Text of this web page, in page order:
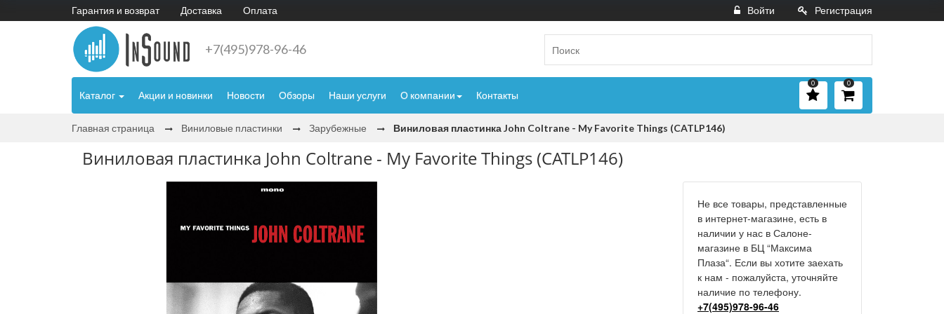
Гарантия и возврат Доставка Оплата Войти Регистрация
+7(495)978-96-46
Каталог Акции и новинки Новости Обзоры Наши услуги О компании Контакты
0
0
Главная страница Виниловые пластинки Зарубежные Виниловая пластинка John Coltrane - My Favorite Things (CATLP146)
Виниловая пластинка John Coltrane - My Favorite Things (CATLP146)
Не все товары, представленные
в интернет-магазине, есть в
наличии у нас в Салоне-
магазине в БЦ “Максима
Плаза“. Если вы хотите заехать
к нам - пожалуйста, уточняйте
наличие по телефону.
+7(495)978-96-46